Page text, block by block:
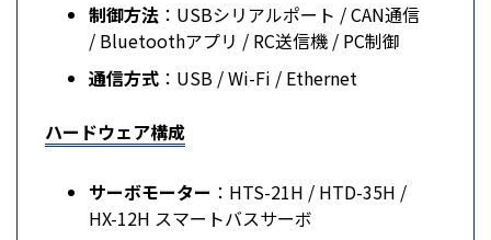
制御方法 ：USBシリアルポート / CAN通信
/ Bluetoothアプリ / RC送信機 / PC制御
通信方式 ：USB / Wi-Fi / Ethernet
ハードウェア構成
サーボモーター ：HTS-21H / HTD-35H /
HX-12H スマートバスサーボ